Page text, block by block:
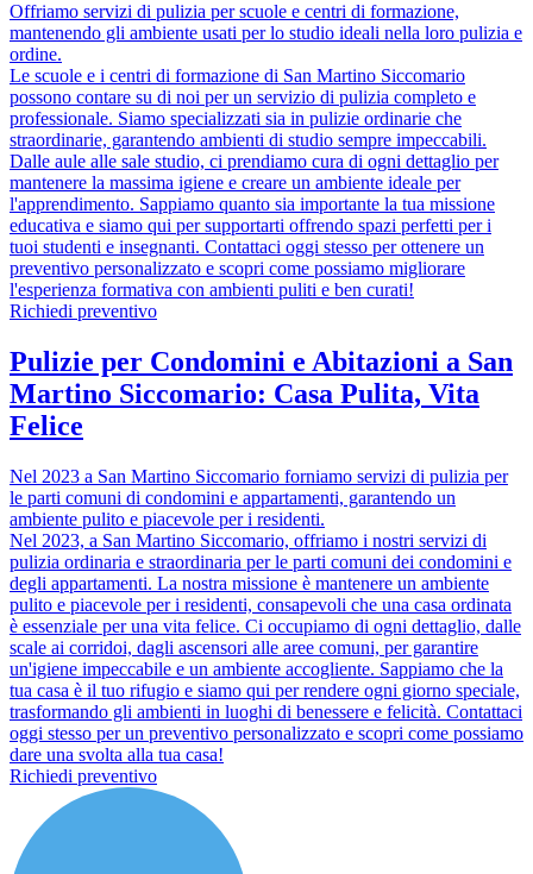
Offriamo servizi di pulizia per scuole e centri di formazione,
mantenendo gli ambiente usati per lo studio ideali nella loro pulizia e
ordine.
Le scuole e i centri di formazione di San Martino Siccomario
possono contare su di noi per un servizio di pulizia completo e
professionale. Siamo specializzati sia in pulizie ordinarie che
straordinarie, garantendo ambienti di studio sempre impeccabili.
Dalle aule alle sale studio, ci prendiamo cura di ogni dettaglio per
mantenere la massima igiene e creare un ambiente ideale per
l'apprendimento. Sappiamo quanto sia importante la tua missione
educativa e siamo qui per supportarti offrendo spazi perfetti per i
tuoi studenti e insegnanti. Contattaci oggi stesso per ottenere un
preventivo personalizzato e scopri come possiamo migliorare
l'esperienza formativa con ambienti puliti e ben curati!
Richiedi preventivo
Pulizie per Condomini e Abitazioni a San
Martino Siccomario: Casa Pulita, Vita
Felice
Nel 2023 a San Martino Siccomario forniamo servizi di pulizia per
le parti comuni di condomini e appartamenti, garantendo un
ambiente pulito e piacevole per i residenti.
Nel 2023, a San Martino Siccomario, offriamo i nostri servizi di
pulizia ordinaria e straordinaria per le parti comuni dei condomini e
degli appartamenti. La nostra missione è mantenere un ambiente
pulito e piacevole per i residenti, consapevoli che una casa ordinata
è essenziale per una vita felice. Ci occupiamo di ogni dettaglio, dalle
scale ai corridoi, dagli ascensori alle aree comuni, per garantire
un'igiene impeccabile e un ambiente accogliente. Sappiamo che la
tua casa è il tuo rifugio e siamo qui per rendere ogni giorno speciale,
trasformando gli ambienti in luoghi di benessere e felicità. Contattaci
oggi stesso per un preventivo personalizzato e scopri come possiamo
dare una svolta alla tua casa!
Richiedi preventivo